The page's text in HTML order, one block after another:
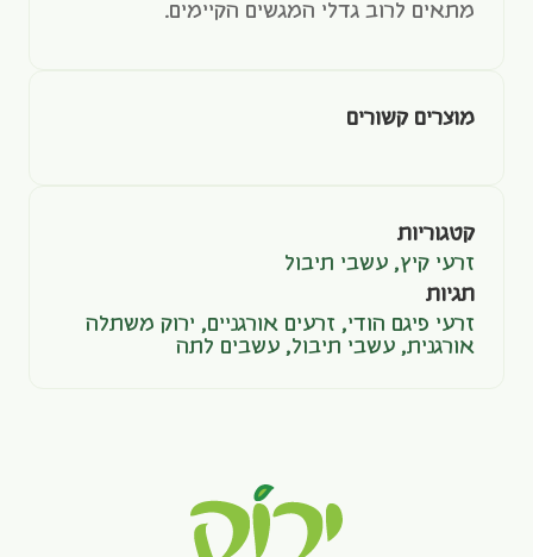
מתאים לרוב גדלי המגשים הקיימים.
מוצרים קשורים
קטגוריות
זרעי קיץ, עשבי תיבול
תגיות
זרעי פיגם הודי, זרעים אורגניים, ירוק משתלה
אורגנית, עשבי תיבול, עשבים לתה